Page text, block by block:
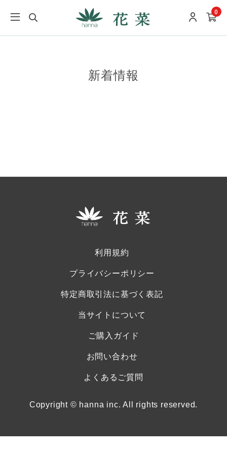
0
新着情報
利用規約
プライバシーポリシー
特定商取引法に基づく表記
当サイトについて
ご購入ガイド
お問い合わせ
よくあるご質問
Copyright © hanna inc. All rights reserved.